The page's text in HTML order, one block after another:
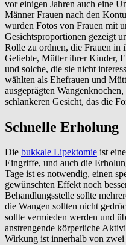
vor einigen Jahren auch eine
Männer Frauen nach den
wurden Fotos von Frauen mit
Gesichtsproportionen gezeigt
Rolle zu ordnen, die Frauen in
Geliebte, Mütter ihrer Kinder,
und solche, die sie nicht
wählten als Ehefrauen und
ausgeprägten
schlankeren Gesicht, das die
Schnelle Erholung
Die bukkale Lipektomie ist
Eingriffe, und auch die
Tage ist es notwendig, einen
gewünschten Effekt noch
Behandlungsstelle sollte
die Wangen sollten nicht
sollte vermieden werden und
anstrengende körperliche
Wirkung ist innerhalb von